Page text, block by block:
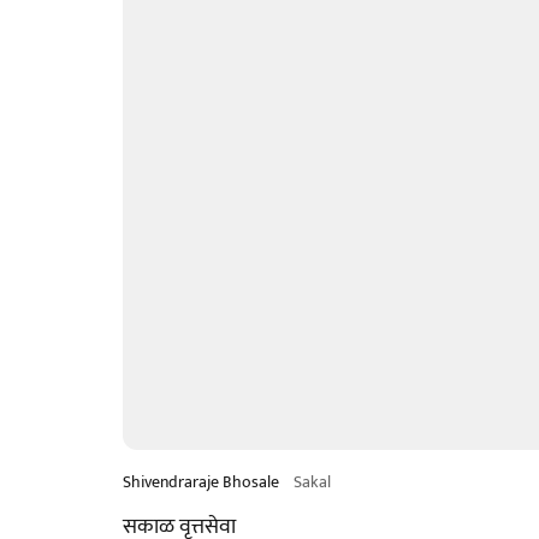
Shivendraraje Bhosale Sakal
सकाळ वृत्तसेवा